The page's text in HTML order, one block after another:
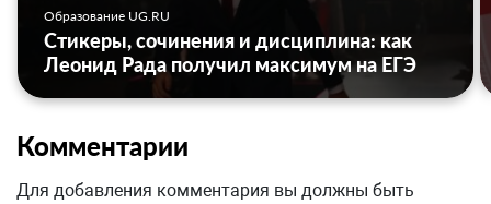
Образование UG.RU
Стикеры, сочинения и дисциплина: как
Леонид Рада получил максимум на ЕГЭ
Комментарии
Для добавления комментария вы должны быть